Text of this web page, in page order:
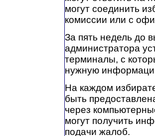
могут соединить
комиссии или с
За пять недель до
администратора
терминалы, с
нужную
На каждом
быть
через
могут получить
подачи жалоб.